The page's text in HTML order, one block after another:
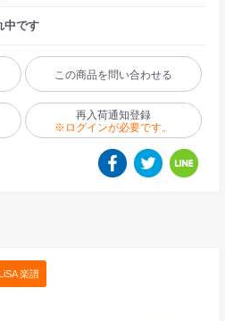
中です
この商品を問い合わせる
再入荷通知登録
※ログインが必要です。
LiSA 楽譜